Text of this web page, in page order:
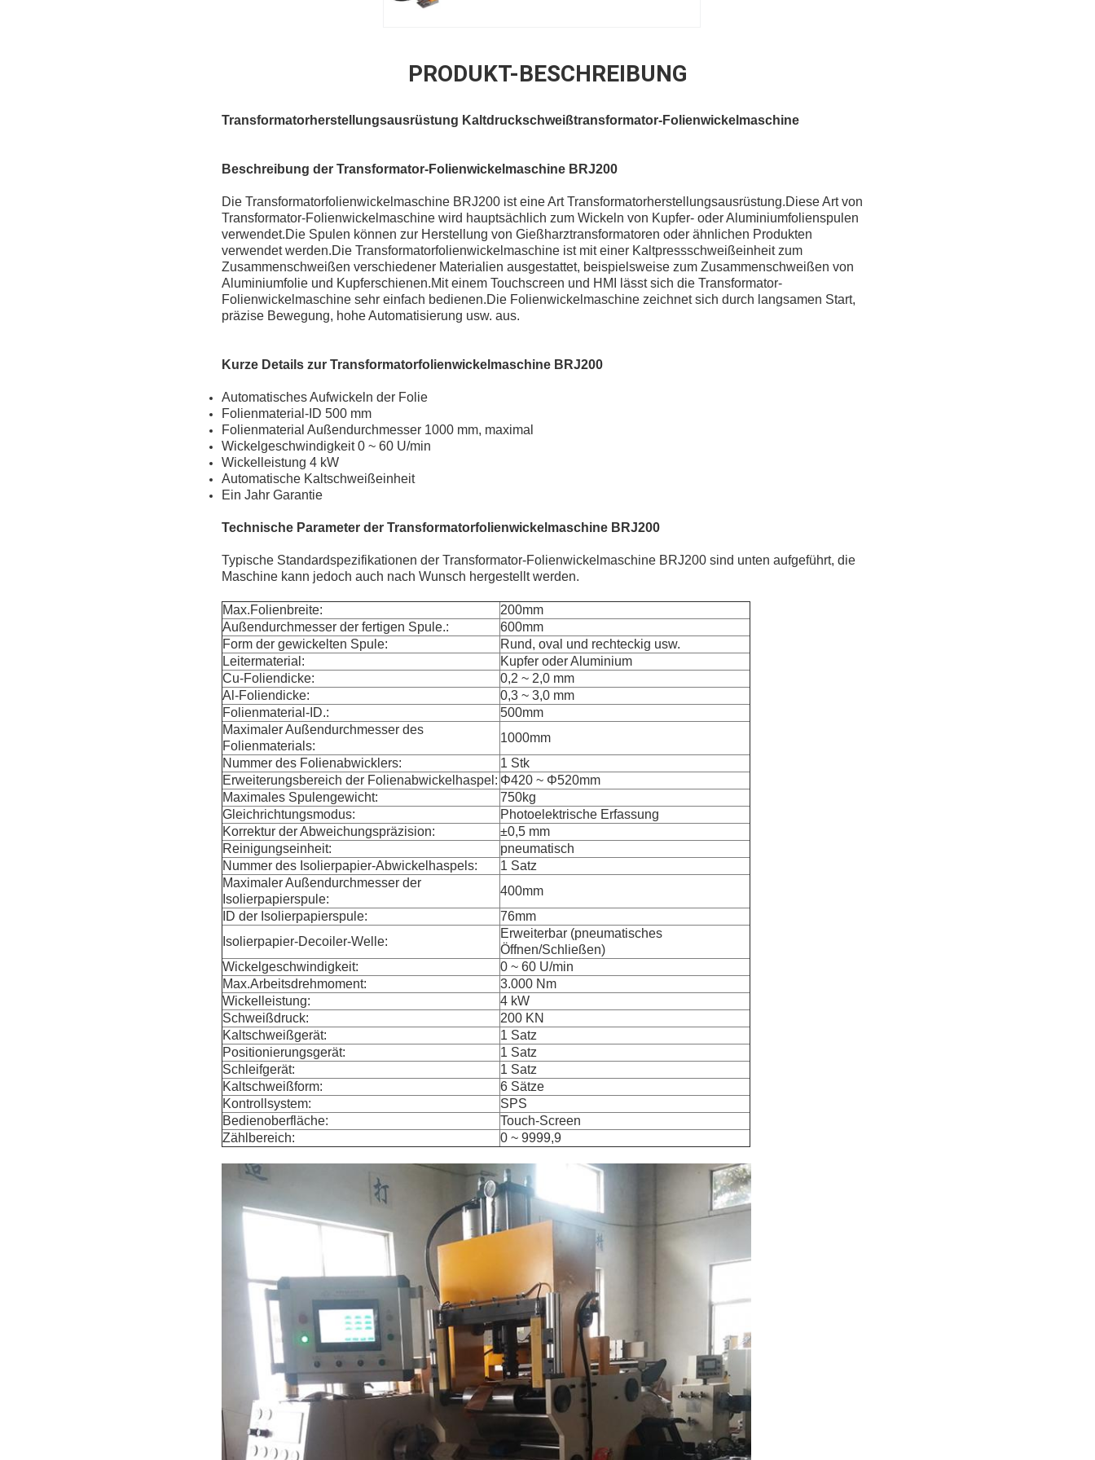
PRODUKT-BESCHREIBUNG
Transformatorherstellungsausrüstung Kaltdruckschweißtransformator-Folienwickelmaschine
Beschreibung der Transformator-Folienwickelmaschine BRJ200
Die Transformatorfolienwickelmaschine BRJ200 ist eine Art Transformatorherstellungsausrüstung.Diese Art von
Transformator-Folienwickelmaschine wird hauptsächlich zum Wickeln von Kupfer- oder Aluminiumfolienspulen
verwendet.Die Spulen können zur Herstellung von Gießharztransformatoren oder ähnlichen Produkten
verwendet werden.Die Transformatorfolienwickelmaschine ist mit einer Kaltpressschweißeinheit zum
Zusammenschweißen verschiedener Materialien ausgestattet, beispielsweise zum Zusammenschweißen von
Aluminiumfolie und Kupferschienen.Mit einem Touchscreen und HMI lässt sich die Transformator-
Folienwickelmaschine sehr einfach bedienen.Die Folienwickelmaschine zeichnet sich durch langsamen Start,
präzise Bewegung, hohe Automatisierung usw. aus.
Kurze Details zur Transformatorfolienwickelmaschine BRJ200
Automatisches Aufwickeln der Folie
Folienmaterial-ID 500 mm
Folienmaterial Außendurchmesser 1000 mm, maximal
Wickelgeschwindigkeit 0 ~ 60 U/min
Wickelleistung 4 kW
Automatische Kaltschweißeinheit
Ein Jahr Garantie
Technische Parameter der Transformatorfolienwickelmaschine BRJ200
Typische Standardspezifikationen der Transformator-Folienwickelmaschine BRJ200 sind unten aufgeführt, die
Maschine kann jedoch auch nach Wunsch hergestellt werden.
Max.Folienbreite:
200mm
Außendurchmesser der fertigen Spule.:
600mm
Form der gewickelten Spule:
Rund, oval und rechteckig usw.
Leitermaterial:
Kupfer oder Aluminium
Cu-Foliendicke:
0,2 ~ 2,0 mm
Al-Foliendicke:
0,3 ~ 3,0 mm
Folienmaterial-ID.:
500mm
Maximaler Außendurchmesser des
Folienmaterials:
1000mm
Nummer des Folienabwicklers:
1 Stk
Erweiterungsbereich der Folienabwickelhaspel: Φ420 ~ Φ520mm
Maximales Spulengewicht:
750kg
Gleichrichtungsmodus:
Photoelektrische Erfassung
Korrektur der Abweichungspräzision:
±0,5 mm
Reinigungseinheit:
pneumatisch
Nummer des Isolierpapier-Abwickelhaspels:
1 Satz
Maximaler Außendurchmesser der
Isolierpapierspule:
400mm
ID der Isolierpapierspule:
76mm
Isolierpapier-Decoiler-Welle:
Erweiterbar (pneumatisches
Öffnen/Schließen)
Wickelgeschwindigkeit:
0 ~ 60 U/min
Max.Arbeitsdrehmoment:
3.000 Nm
Wickelleistung:
4 kW
Schweißdruck:
200 KN
Kaltschweißgerät:
1 Satz
Positionierungsgerät:
1 Satz
Schleifgerät:
1 Satz
Kaltschweißform:
6 Sätze
Kontrollsystem:
SPS
Bedienoberfläche:
Touch-Screen
Zählbereich:
0 ~ 9999,9